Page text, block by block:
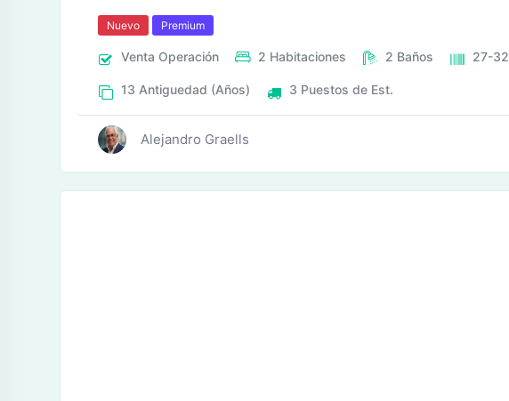
Nuevo Premium
Venta Operación 2 Habitaciones 2 Baños 27-32
13 Antiguedad (Años) 3 Puestos de Est.
Alejandro Graells